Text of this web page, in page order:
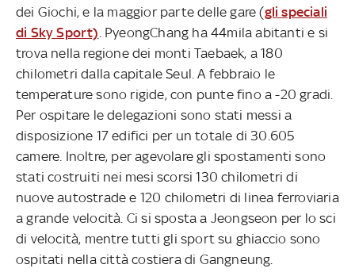
dei Giochi, e la maggior parte delle gare (gli speciali
di Sky Sport) . PyeongChang ha 44mila abitanti e si
trova nella regione dei monti Taebaek, a 180
chilometri dalla capitale Seul. A febbraio le
temperature sono rigide, con punte fino a -20 gradi.
Per ospitare le delegazioni sono stati messi a
disposizione 17 edifici per un totale di 30.605
camere. Inoltre, per agevolare gli spostamenti sono
stati costruiti nei mesi scorsi 130 chilometri di
nuove autostrade e 120 chilometri di linea ferroviaria
a grande velocità. Ci si sposta a Jeongseon per lo sci
di velocità, mentre tutti gli sport su ghiaccio sono
ospitati nella città costiera di Gangneung.